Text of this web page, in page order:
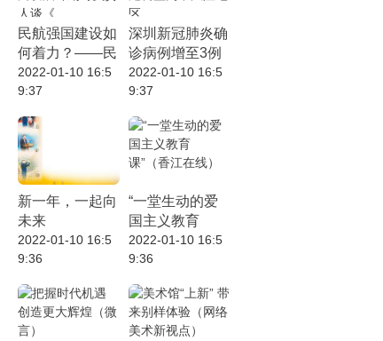
民航强国建设如
何着力？——民
航局发展计划司
负责人谈《
2022-01-10 16:5
9:37
深圳新冠肺炎确
诊病例增至3例
两处调整为中风
险地区
2022-01-10 16:5
9:37
新一年，一起向
未来
2022-01-10 16:5
9:36
“一堂生动的爱
国主义教育
课”（香江在
线）
2022-01-10 16:5
9:36